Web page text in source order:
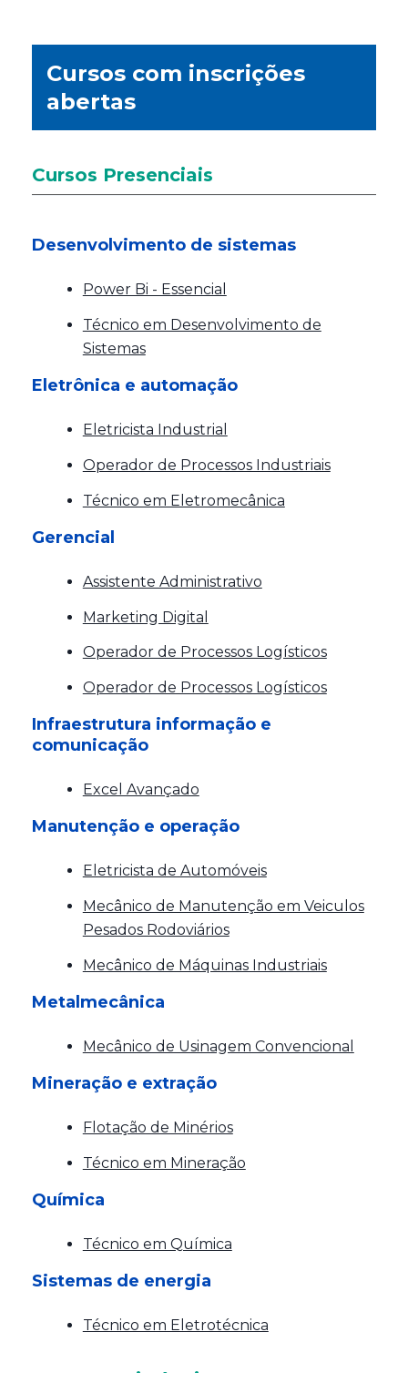
Cursos com inscrições
abertas
Cursos Presenciais
Desenvolvimento de sistemas
Power Bi - Essencial
Técnico em Desenvolvimento de
Sistemas
Eletrônica e automação
Eletricista Industrial
Operador de Processos Industriais
Técnico em Eletromecânica
Gerencial
Assistente Administrativo
Marketing Digital
Operador de Processos Logísticos
Operador de Processos Logísticos
Infraestrutura informação e
comunicação
Excel Avançado
Manutenção e operação
Eletricista de Automóveis
Mecânico de Manutenção em Veiculos
Pesados Rodoviários
Mecânico de Máquinas Industriais
Metalmecânica
Mecânico de Usinagem Convencional
Mineração e extração
Flotação de Minérios
Técnico em Mineração
Química
Técnico em Química
Sistemas de energia
Técnico em Eletrotécnica